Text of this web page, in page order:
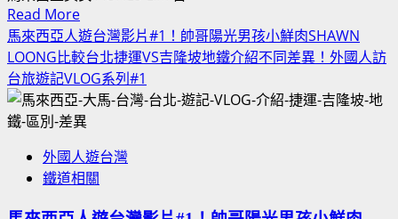
歌
手
紅
YTER
完
整
名
單：
西
西
歪、
KOKEE、
Read MoreRead
more
about
馬
來
西
美
女
馬來西亞人遊台灣影片#1！帥哥陽光男孩小鮮肉SHAWN
LOONG比較台北捷運VS吉隆坡地鐵介紹不同差異！外國人訪
台旅遊記VLOG系列#1
外國人遊台灣
鐵道相關